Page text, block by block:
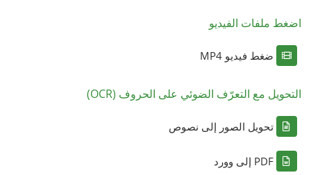
اضغط ملفات الفيديو
ضغط فيديو MP4
التحويل مع التعرّف الضوئي على الحروف (OCR)
تحويل الصور إلى نصوص
PDF إلى وورد